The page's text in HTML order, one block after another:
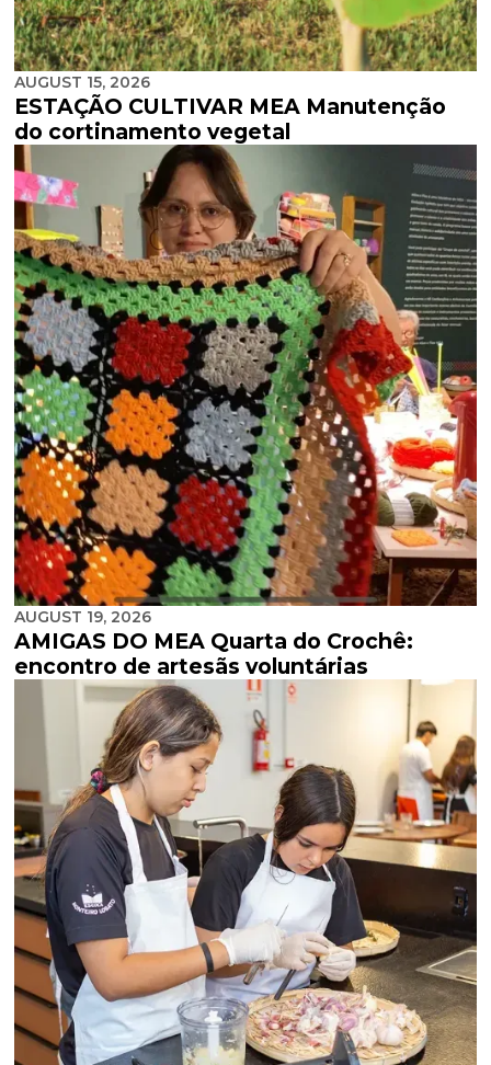
AUGUST 15, 2026
ESTAÇÃO CULTIVAR MEA Manutenção
do cortinamento vegetal
AUGUST 19, 2026
AMIGAS DO MEA Quarta do Crochê:
encontro de artesãs voluntárias